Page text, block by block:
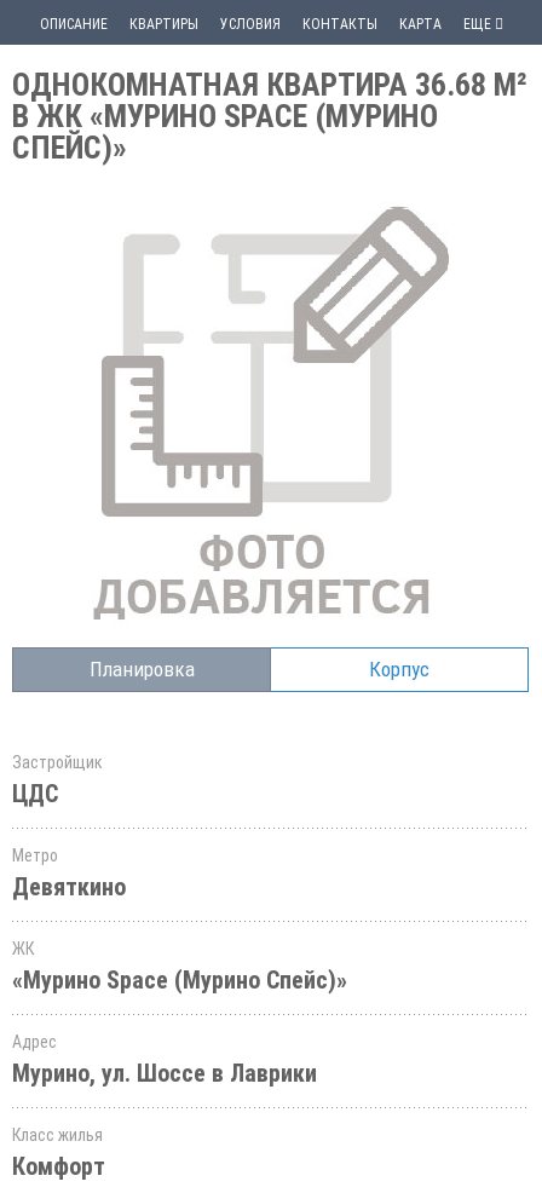
ОПИСАНИЕ КВАРТИРЫ УСЛОВИЯ КОНТАКТЫ КАРТА ЕЩЕ
ОДНОКОМНАТНАЯ КВАРТИРА 36.68 М²
В ЖК «МУРИНО SPACE (МУРИНО
СПЕЙС)»
Планировка Корпус
Застройщик
ЦДС
Метро
Девяткино
ЖК
«Мурино Space (Мурино Спейс)»
Адрес
Мурино, ул. Шоссе в Лаврики
Класс жилья
Комфорт